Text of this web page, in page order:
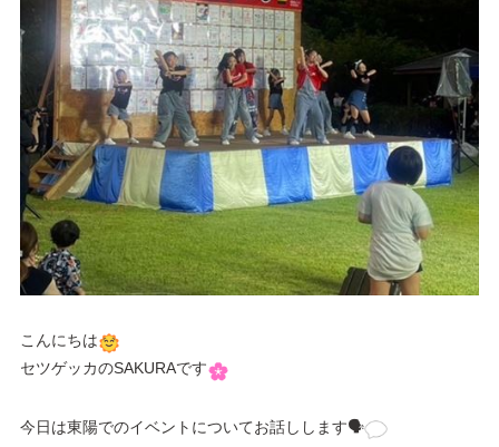
こんにちは
セツゲッカのSAKURAです
今日は東陽でのイベントについてお話しします🗣